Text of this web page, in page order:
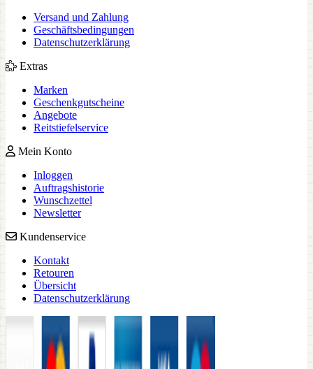
Versand und Zahlung
Geschäftsbedingungen
Datenschutzerklärung
Extras
Marken
Geschenkgutscheine
Angebote
Reitstiefelservice
Mein Konto
Inloggen
Auftragshistorie
Wunschzettel
Newsletter
Kundenservice
Kontakt
Retouren
Übersicht
Datenschutzerklärung